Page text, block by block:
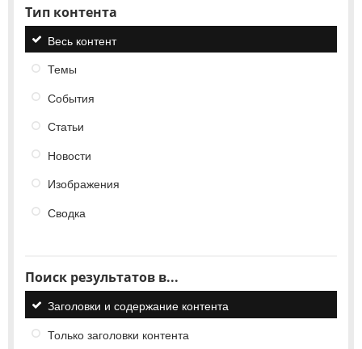
Тип контента
Весь контент
Темы
События
Статьи
Новости
Изображения
Сводка
Поиск результатов в...
Заголовки и содержание контента
Только заголовки контента